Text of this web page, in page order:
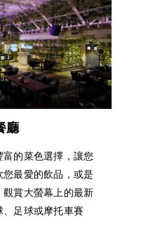
廳
的菜色選擇，讓您
最愛的飲品，或是
賞大螢幕上的最新
足球或摩托車賽